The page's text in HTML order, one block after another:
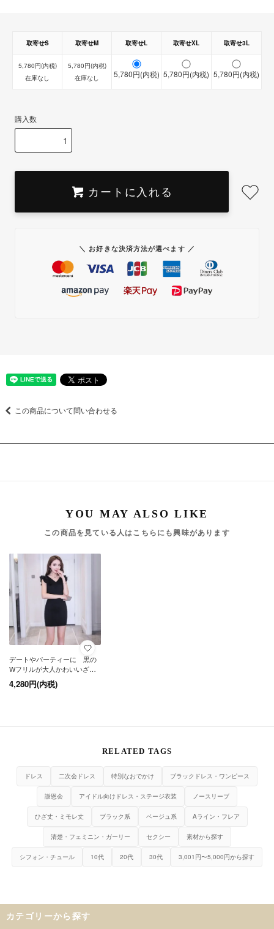
【取寄せ商品】
取寄せS 取寄せM 取寄せL 取寄せXL 取寄せ3L
5,780円(内税)
在庫なし
5,780円(内税)
在庫なし
5,780円(内税) 5,780円(内税) 5,780円(内税)
購入数
カートに入れる
＼ お好きな決済方法が選べます ／
この商品について問い合わせる
この商品を見ている人はこちらにも興味があります
デートやパーティーに 黒の
Wフリルが大人かわいいざっ
くりVネックのミニドレス
4,280円(内税)
RELATED TAGS
ドレス 二次会ドレス 特別なおでかけ ブラックドレス・ワンピース
謝恩会 アイドル向けドレス・ステージ衣装 ノースリーブ
ひざ丈・ミモレ丈 ブラック系 ベージュ系 Aライン・フレア
清楚・フェミニン・ガーリー セクシー 素材から探す
シフォン・チュール 10代 20代 30代 3,001円〜5,000円から探す
カテゴリーから探す